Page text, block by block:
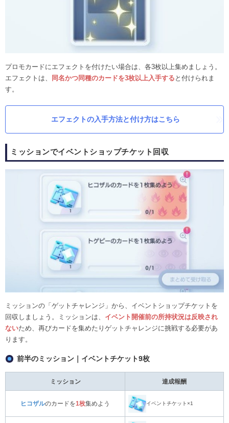
プロモカードにエフェクトを付けたい場合は、各3枚以上集めましょう。
エフェクトは、
同名かつ同種のカードを3枚以上入手する と付けられま
す。
エフェクトの入手方法と付け方はこちら
ミッションでイベントショップチケット回収
ミッションの「ゲットチャレンジ」から、イベントショップチケットを
回収しましょう。ミッションは、 イベント開催前の所持状況は反映され
ないため、再びカードを集めたりゲットチャレンジに挑戦する必要があ
ります。
前半のミッション｜イベントチケット9枚
ミッション 達成報酬
ヒコザルのカードを1枚集めよう イベントチケット×1